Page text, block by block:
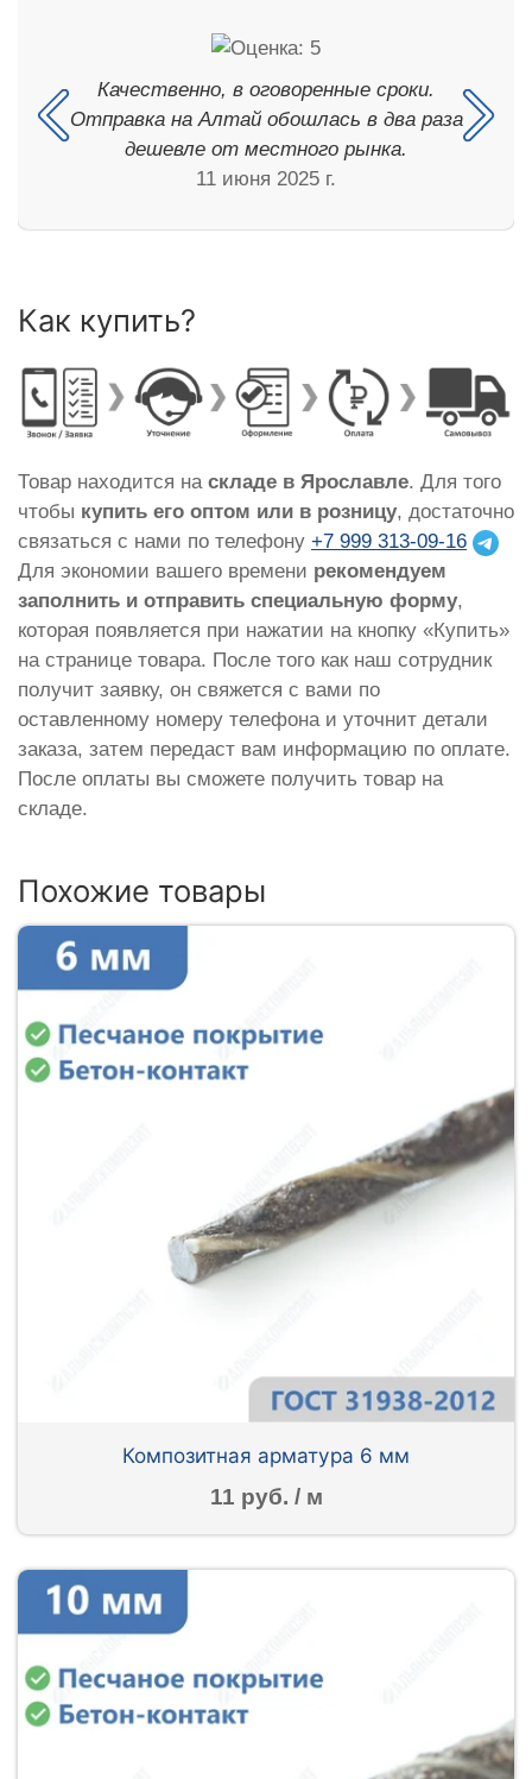
Качественно, в оговоренные сроки.
Отправка на Алтай обошлась в два раза
дешевле от местного рынка.
11 июня 2025 г.
Как купить?
Товар находится на складе в Ярославле. Для того
чтобы купить его оптом или в розницу, достаточно
связаться с нами по телефону +7 999 313-09-16
Для экономии вашего времени рекомендуем
заполнить и отправить специальную форму,
которая появляется при нажатии на кнопку «Купить»
на странице товара. После того как наш сотрудник
получит заявку, он свяжется с вами по
оставленному номеру телефона и уточнит детали
заказа, затем передаст вам информацию по оплате.
После оплаты вы сможете получить товар на
складе.
Похожие товары
Композитная арматура 6 мм
11 руб. / м